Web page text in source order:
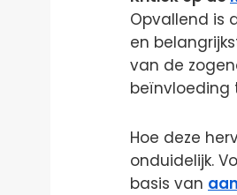
Opvallend is
en
van de
beïnvloeding
Hoe deze
onduidelijk.
basis van